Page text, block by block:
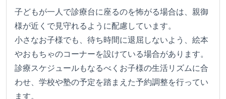
子どもが一人で診療台に座るのを怖がる場合は、親御
様が近くで見守れるように配慮しています。
小さなお子様でも、待ち時間に退屈しないよう、絵本
やおもちゃのコーナーを設けている場合があります。
診療スケジュールもなるべくお子様の生活リズムに合
わせ、学校や塾の予定を踏まえた予約調整を行ってい
ます。